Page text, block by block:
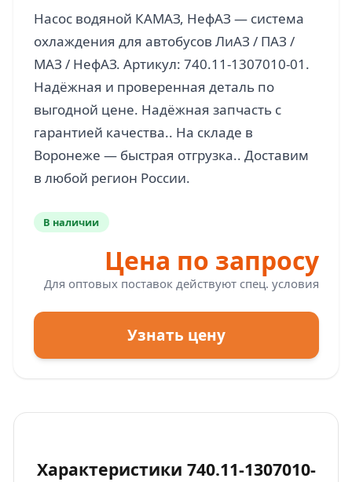
Насос водяной КАМАЗ, НефАЗ — система
охлаждения для автобусов ЛиАЗ / ПАЗ /
МАЗ / НефАЗ. Артикул: 740.11-1307010-01.
Надёжная и проверенная деталь по
выгодной цене. Надёжная запчасть с
гарантией качества.. На складе в
Воронеже — быстрая отгрузка.. Доставим
В наличии
Цена по запросу
Для оптовых поставок действуют спец. условия
Узнать цену
Характеристики 740.11-1307010-